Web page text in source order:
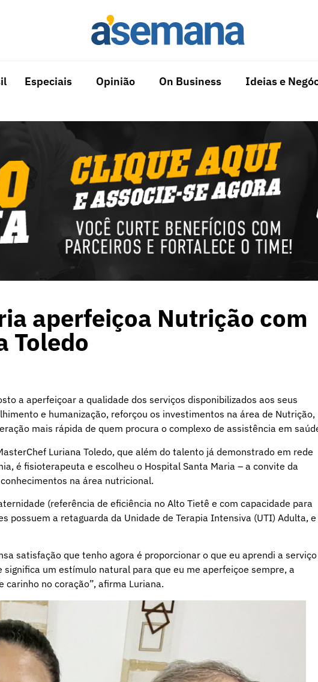
Especiais Opinião On Business Ideias e
aperfeiçoa Nutrição com
Toledo
a aperfeiçoar a qualidade dos serviços disponibilizados aos seus
e humanização, reforçou os investimentos na área de Nutrição,
mais rápida de quem procura o complexo de assistência em
Luriana Toledo, que além do talento já demonstrado em rede
é fisioterapeuta e escolheu o Hospital Santa Maria – a convite da
na área nutricional.
(referência de eficiência no Alto Tietê e com capacidade para
possuem a retaguarda da Unidade de Terapia Intensiva (UTI) Adulta, e
satisfação que tenho agora é proporcionar o que eu aprendi a serviço
um estímulo natural para que eu me aperfeiçoe sempre, a
carinho no coração”, afirma Luriana.